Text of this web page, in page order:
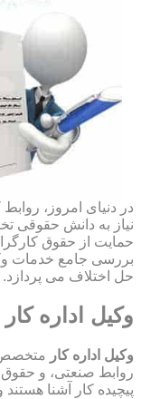
در دنیای امروز،
نیاز به دانش حقوقی
حمایت از حقوق
بررسی جامع خدمات
حل اختلاف می پردازد.
وکیل اداره
وکیل اداره کار متخصص
روابط صنعتی، و حقوق
پیچیده کار آشنا